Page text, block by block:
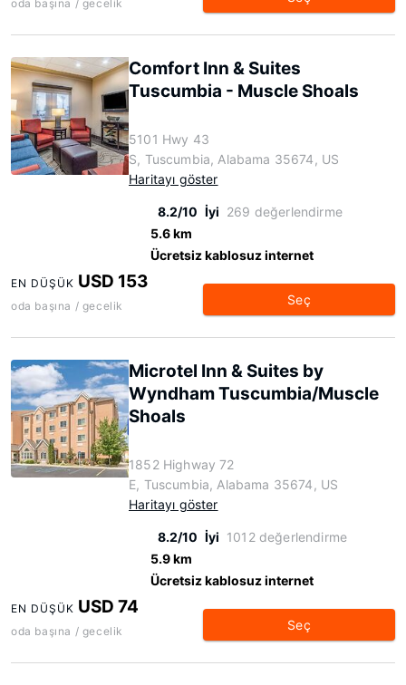
oda başına / gecelik
Comfort Inn & Suites
Tuscumbia - Muscle Shoals
5101 Hwy 43
S, Tuscumbia, Alabama 35674, US
Haritayı göster
8.2/10 İyi 269 değerlendirme
5.6 km
Ücretsiz kablosuz internet
EN DÜŞÜK USD 153
oda başına / gecelik Seç
Microtel Inn & Suites by
Wyndham Tuscumbia/Muscle
Shoals
1852 Highway 72
E, Tuscumbia, Alabama 35674, US
Haritayı göster
8.2/10 İyi 1012 değerlendirme
5.9 km
Ücretsiz kablosuz internet
EN DÜŞÜK USD 74
oda başına / gecelik Seç